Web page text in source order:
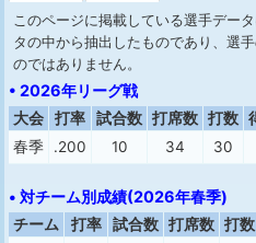
このページに掲載している選手デー
タの中から抽出したものであり、選
のではありません。
• 2026年リーグ戦
大会 打率 試合数 打席数 打数
春季
.200 10 34 30
• 対チーム別成績(2026年春季)
チーム 打率 試合数 打席数 打数